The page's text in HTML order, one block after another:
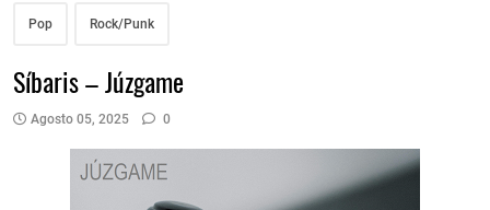
Pop Rock/Punk
Síbaris – Júzgame
Agosto 05, 2025 0